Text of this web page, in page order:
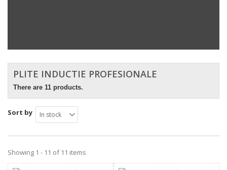
PLITE INDUCTIE PROFESIONALE
There are 11 products.
Sort by In stock
Showing 1 - 11 of 11 items